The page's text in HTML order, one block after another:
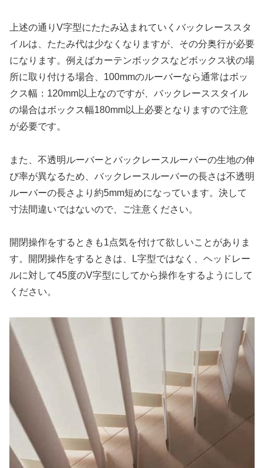
上述の通りV字型にたたみ込まれていくバックレーススタ
イルは、たたみ代は少なくなりますが、その分奥行が必要
になります。例えばカーテンボックスなどボックス状の場
所に取り付ける場合、100mmのルーバーなら通常はボッ
クス幅：120mm以上なのですが、バックレーススタイル
の場合はボックス幅180mm以上必要となりますので注意
が必要です。
また、不透明ルーバーとバックレースルーバーの生地の伸
び率が異なるため、バックレースルーバーの長さは不透明
ルーバーの長さより約5mm短めになっています。決して
寸法間違いではないので、ご注意ください。
開閉操作をするときも1点気を付けて欲しいことがありま
す。開閉操作をするときは、L字型ではなく、ヘッドレー
ルに対して45度のV字型にしてから操作をするようにして
ください。